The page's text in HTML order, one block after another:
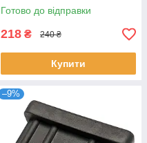
Готово до відправки
218 ₴ 240 ₴
Купити
–9%